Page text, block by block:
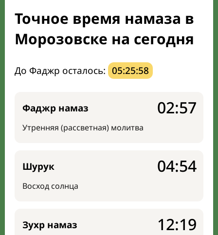
Направление киблы
Точное время намаза в
Морозовске на сегодня
До Фаджр осталось: 05:25:57
Фаджр намаз
Утренняя (рассветная) молитва
02:57
Шурук
Восход солнца
04:54
Зухр намаз 12:19